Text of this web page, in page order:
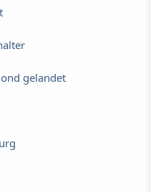
gelandet